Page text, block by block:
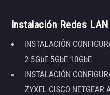
Instalación Redes
INSTALACIÓN
2.5GbE 5GbE 10GbE
INSTALACIÓN
ZYXEL CISCO